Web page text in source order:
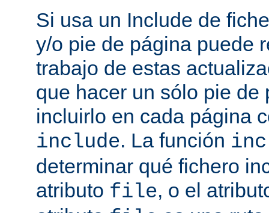
Si usa un Include de
y/o pie de página puede
trabajo de estas
que hacer un sólo pie de
incluirlo en cada página
include. La función
determinar qué fichero
atributo file, o el